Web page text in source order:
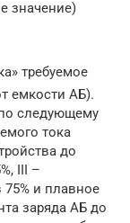
значение)
требуемое
емкости АБ).
следующему
тока
до
III –
и плавное
заряда АБ до